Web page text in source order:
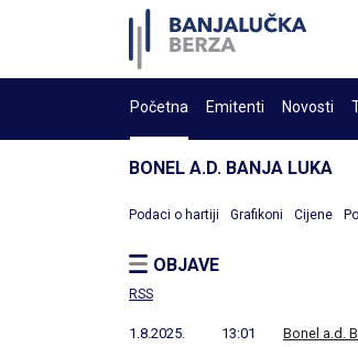
Početna Emitenti Novosti
BONEL A.D. BANJA LUKA
Podaci o hartiji Grafikoni Cijene
OBJAVE
RSS
1.8.2025. 13:01 Bonel a.d.